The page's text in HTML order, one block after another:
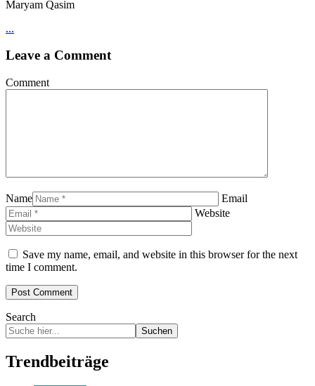
Maryam Qasim
...
Leave a Comment
Comment
Name
Email
Website
Save my name, email, and website in this browser for the next
time I comment.
Search
Suchen
Trendbeiträge